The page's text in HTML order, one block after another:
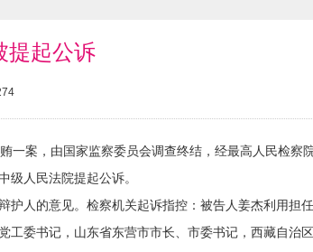
提起公诉
案，由国家监察委员会调查终结，经最高人民检察
级人民法院提起公诉。
人的意见。检察机关起诉指控：被告人姜杰利用担
工委书记，山东省东营市市长、市委书记，西藏自治